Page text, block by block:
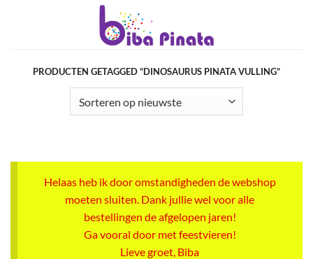
PRODUCTEN GETAGGED “DINOSAURUS PINATA VULLING”
Helaas heb ik door omstandigheden de webshop
moeten sluiten. Dank jullie wel voor alle
bestellingen de afgelopen jaren!
Ga vooral door met feestvieren!
Lieve groet, Biba